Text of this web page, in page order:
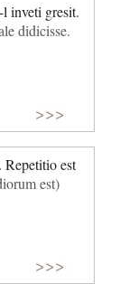
inveti gresit.
didicisse.
>>>
Repetitio est
est)
>>>